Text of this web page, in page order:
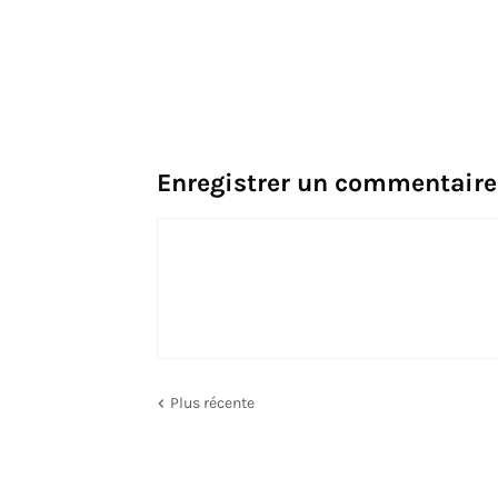
Enregistrer un commentaire
Plus récente